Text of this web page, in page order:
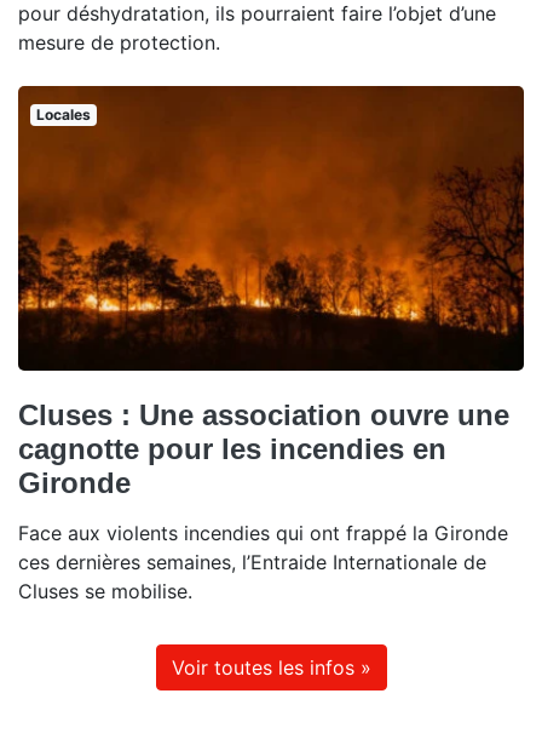
pour déshydratation, ils pourraient faire l’objet d’une
mesure de protection.
Locales
Cluses : Une association ouvre une
cagnotte pour les incendies en
Gironde
Face aux violents incendies qui ont frappé la Gironde
ces dernières semaines, l’Entraide Internationale de
Cluses se mobilise.
Voir toutes les infos »